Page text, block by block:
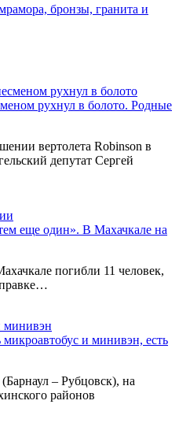
бронзы, гранита и
рухнул в болото. Родные
вертолета Robinson в
депутат Сергей
еще один». В Махачкале на
погибли 11 человек,
и минивэн, есть
– Рубцовск), на
районов